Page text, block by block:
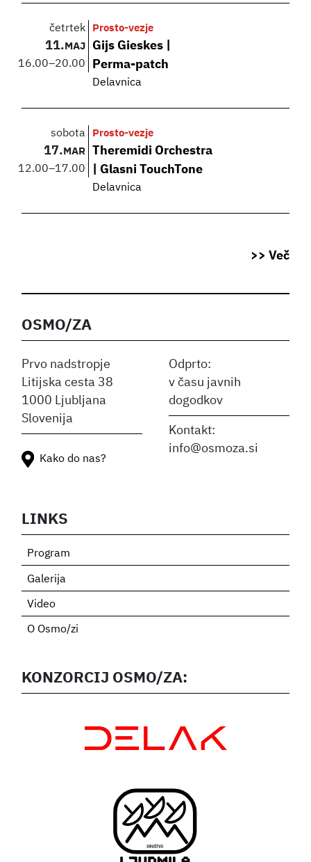
četrtek
11. MAJ
16.00–20.00
Prosto-vezje
Gijs Gieskes |
Perma-patch
Delavnica
sobota
17. MAR
12.00–17.00
Prosto-vezje
Theremidi Orchestra
| Glasni TouchTone
Delavnica
>> Več
OSMO/ZA
Prvo nadstropje
Litijska cesta 38
1000 Ljubljana
Slovenija
Odprto:
v času javnih
dogodkov
Kontakt:
info@osmoza.si
LINKS
Program
Galerija
Video
O Osmo/zi
KONZORCIJ OSMO/ZA:
Kako do nas?